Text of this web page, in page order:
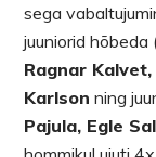
sega
juuniorid
Ragnar
Karlson ning
Pajula, Egle